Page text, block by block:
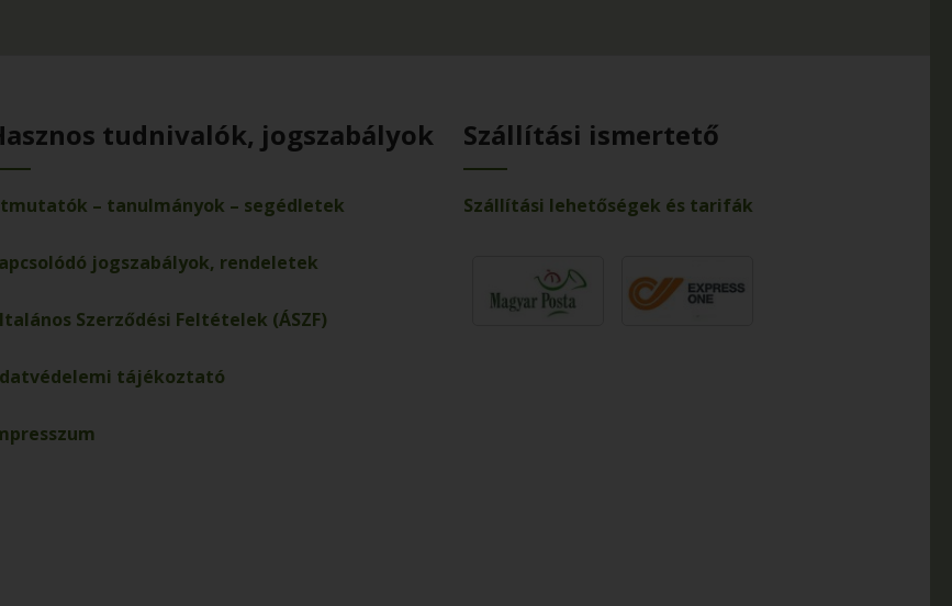
tudnivalók, jogszabályok
– tanulmányok – segédletek
jogszabályok, rendeletek
Szerződési Feltételek (ÁSZF)
tájékoztató
Szállítási ismertető
Szállítási lehetőségek és tarifák